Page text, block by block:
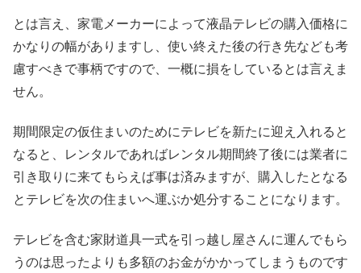
とは言え、家電メーカーによって液晶テレビの購入価格に
かなりの幅がありますし、使い終えた後の行き先なども考
慮すべきで事柄ですので、一概に損をしているとは言えま
せん。
期間限定の仮住まいのためにテレビを新たに迎え入れると
なると、レンタルであればレンタル期間終了後には業者に
引き取りに来てもらえば事は済みますが、購入したとなる
とテレビを次の住まいへ運ぶか処分することになります。
テレビを含む家財道具一式を引っ越し屋さんに運んでもら
うのは思ったよりも多額のお金がかかってしまうものです